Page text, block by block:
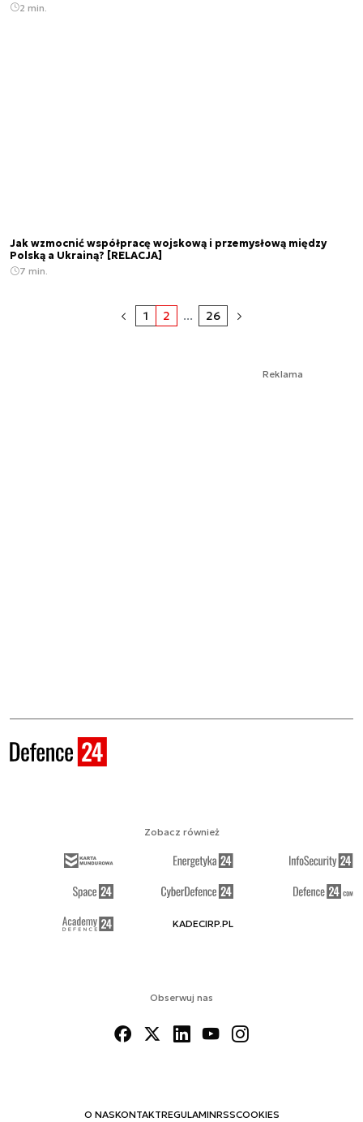
2 min.
Jak wzmocnić współpracę wojskową i przemysłową między
Polską a Ukrainą? [RELACJA]
7 min.
1 2 ... 26
Reklama
Obserwuj nas
O NASKONTAKTREGULAMINRSSCOOKIES
Zobacz również
KADECIRP.PL